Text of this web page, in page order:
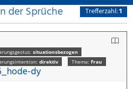
der Sprüche Trefferzahl:1
situationsbezogen
direktiv Thema: Frau
dy